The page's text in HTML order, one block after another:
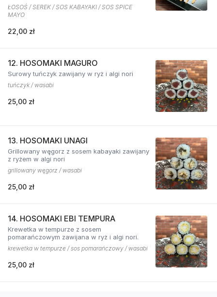
ŁOSOŚ / SEREK / SOS KABAYAKI / SOS SPICE
MAYO
22,00 zł
12. HOSOMAKI MAGURO
Surowy tuńczyk zawijany w ryż i algi nori
tuńczyk / wasabi
25,00 zł
13. HOSOMAKI UNAGI
Grillowany węgorz z sosem kabayaki zawijany
z ryżem w algi nori
grillowany węgorz / wasabi
25,00 zł
14. HOSOMAKI EBI TEMPURA
Krewetka w tempurze z sosem
pomarańczowym zawijana w ryż i algi nori.
krewetka w tempurze / sos pomarańczowy / wasabi
25,00 zł